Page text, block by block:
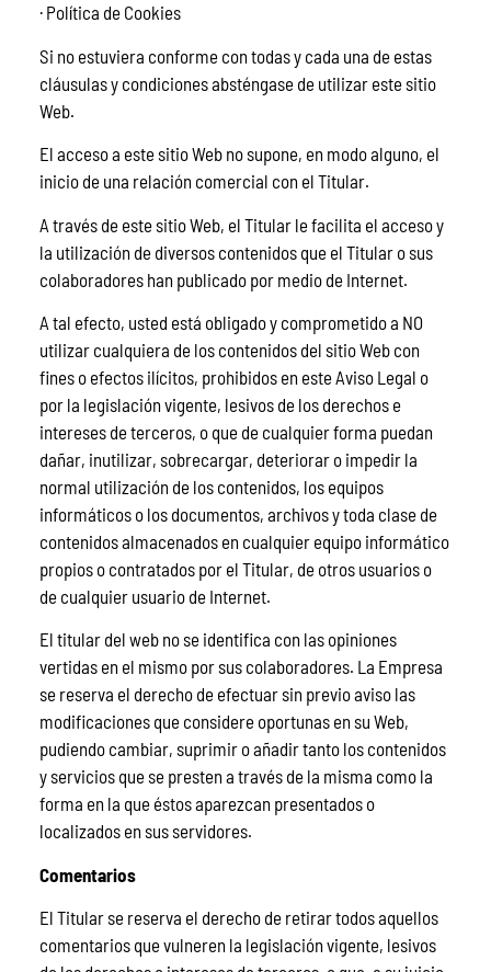
· Política de Cookies
Si no estuviera conforme con todas y cada una de estas
cláusulas y condiciones absténgase de utilizar este sitio
Web.
El acceso a este sitio Web no supone, en modo alguno, el
inicio de una relación comercial con el Titular.
A través de este sitio Web, el Titular le facilita el acceso y
la utilización de diversos contenidos que el Titular o sus
colaboradores han publicado por medio de Internet.
A tal efecto, usted está obligado y comprometido a NO
utilizar cualquiera de los contenidos del sitio Web con
fines o efectos ilícitos, prohibidos en este Aviso Legal o
por la legislación vigente, lesivos de los derechos e
intereses de terceros, o que de cualquier forma puedan
dañar, inutilizar, sobrecargar, deteriorar o impedir la
normal utilización de los contenidos, los equipos
informáticos o los documentos, archivos y toda clase de
contenidos almacenados en cualquier equipo informático
propios o contratados por el Titular, de otros usuarios o
de cualquier usuario de Internet.
El titular del web no se identifica con las opiniones
vertidas en el mismo por sus colaboradores. La Empresa
se reserva el derecho de efectuar sin previo aviso las
modificaciones que considere oportunas en su Web,
pudiendo cambiar, suprimir o añadir tanto los contenidos
y servicios que se presten a través de la misma como la
forma en la que éstos aparezcan presentados o
localizados en sus servidores.
Comentarios
El Titular se reserva el derecho de retirar todos aquellos
comentarios que vulneren la legislación vigente, lesivos